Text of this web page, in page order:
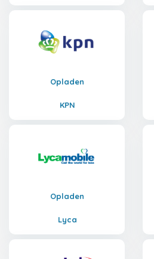
Opladen
KPN
Opladen
Lyca